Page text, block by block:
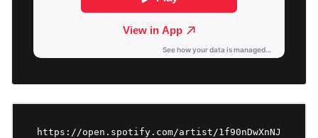
https://open.spotify.com/artist/1f90nDwXnNJ